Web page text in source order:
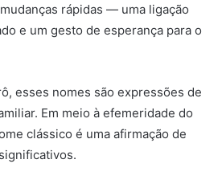
rápidas — uma ligação
e um gesto de esperança para o
esses nomes são expressões de
Em meio à efemeridade do
clássico é uma afirmação de